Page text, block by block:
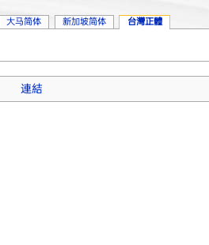
連結
大马简体 新加坡简体 台灣正體